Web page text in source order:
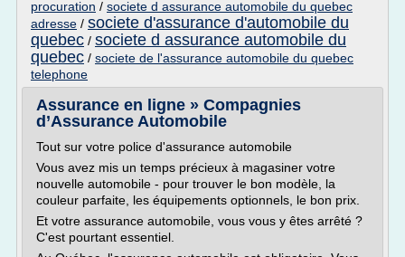
procuration / societe d assurance automobile du quebec
adresse / societe d'assurance d'automobile du
quebec / societe d assurance automobile du
quebec / societe de l'assurance automobile du quebec
telephone
Assurance en ligne » Compagnies
d’Assurance Automobile
Tout sur votre police d'assurance automobile
Vous avez mis un temps précieux à magasiner votre
nouvelle automobile - pour trouver le bon modèle, la
couleur parfaite, les équipements optionnels, le bon prix.
Et votre assurance automobile, vous vous y êtes arrêté ?
C'est pourtant essentiel.